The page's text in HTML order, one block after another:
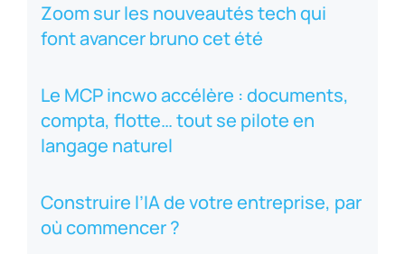
Zoom sur les nouveautés tech qui
font avancer bruno cet été
Le MCP incwo accélère : documents,
compta, flotte… tout se pilote en
langage naturel
Construire l’IA de votre entreprise, par
où commencer ?